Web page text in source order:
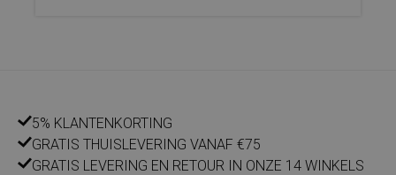
5% KLANTENKORTING
GRATIS THUISLEVERING VANAF €75
GRATIS LEVERING EN RETOUR IN ONZE 14 WINKELS